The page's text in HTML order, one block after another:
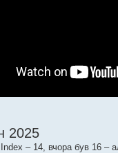
2025
– 14, вчора був 16 –